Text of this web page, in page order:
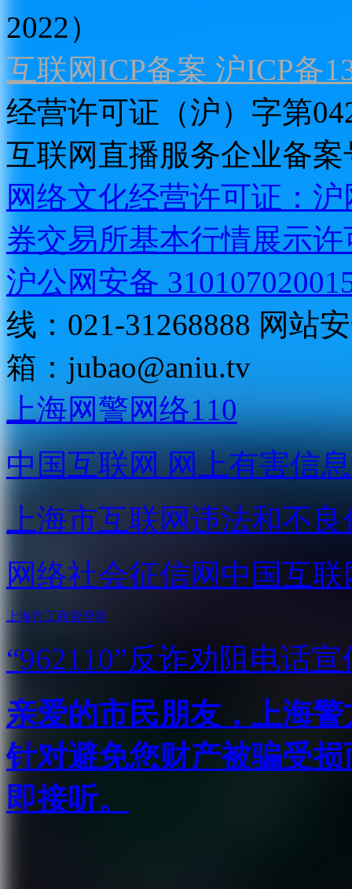
2022）
互联网ICP备案 沪ICP备
经营许可证（沪）字第
互联网直播服务企业备案
网络文化经营许可证：
券交易所基本行情展示许
沪公网安备
线：021-31268888 网站
箱： jubao@aniu.tv
上海网警网络110
中国互联网 网上有害信
上海市互联网违法和不
网络社会征信网 中国互
上海市工商管理局
“962110”反诈劝阻电话宣
亲爱的市民朋友，上海
针对避免您财产被骗受
即接听。